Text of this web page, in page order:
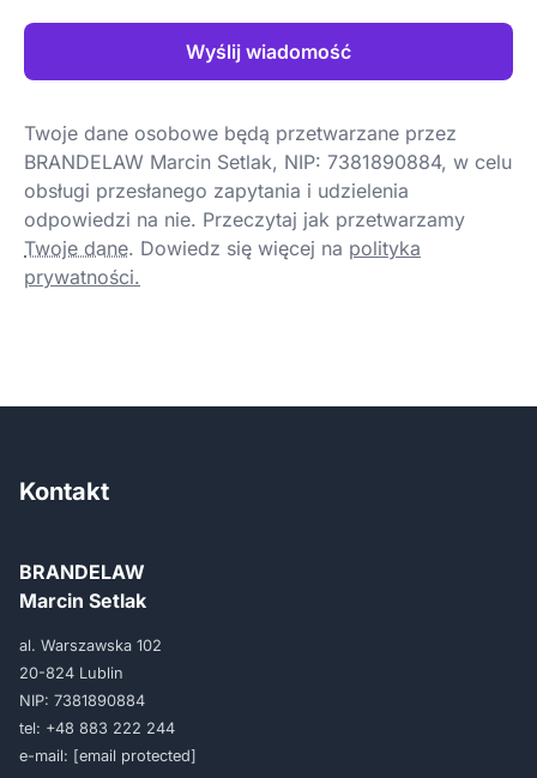
Wyślij wiadomość
Twoje dane osobowe będą przetwarzane przez
BRANDELAW Marcin Setlak, NIP: 7381890884, w celu
obsługi przesłanego zapytania i udzielenia
odpowiedzi na nie. Przeczytaj jak przetwarzamy
Twoje dane. Dowiedz się więcej na polityka
prywatności.
Kontakt
BRANDELAW
Marcin Setlak
al. Warszawska 102
20-824 Lublin
NIP: 7381890884
tel: +48 883 222 244
e-mail: [email protected]